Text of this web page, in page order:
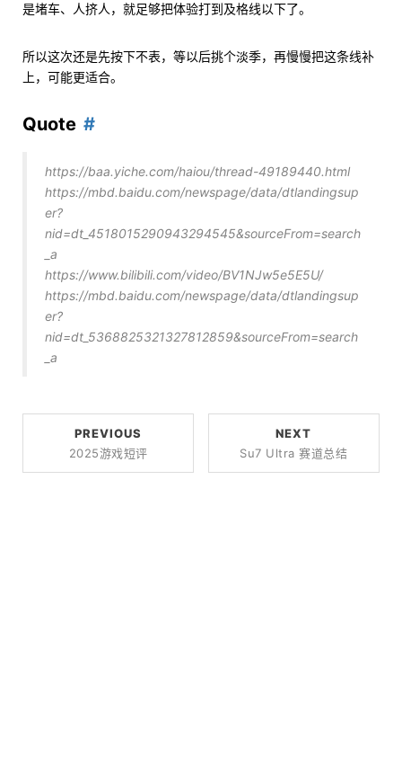
是堵车、人挤人，就足够把体验打到及格线以下了。
所以这次还是先按下不表，等以后挑个淡季，再慢慢把这条线补
上，可能更适合。
Quote
https://baa.yiche.com/haiou/thread-49189440.html
https://mbd.baidu.com/newspage/data/dtlandingsup
er?
nid=dt_4518015290943294545&sourceFrom=search
_a
https://www.bilibili.com/video/BV1NJw5e5E5U/
https://mbd.baidu.com/newspage/data/dtlandingsup
er?
nid=dt_5368825321327812859&sourceFrom=search
_a
PREVIOUS
2025游戏短评
NEXT
Su7 Ultra 赛道总结